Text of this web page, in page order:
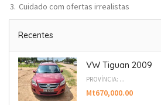
Cuidado com ofertas irrealistas
Recentes
VW Tiguan 2009
PROVÍNCIA: ...
Mt670,000.00